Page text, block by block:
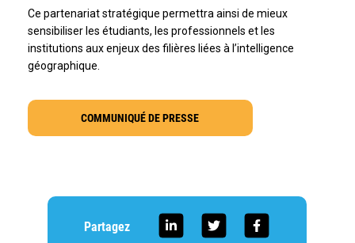
Ce partenariat stratégique permettra ainsi de mieux
sensibiliser les étudiants, les professionnels et les
institutions aux enjeux des filières liées à l’intelligence
géographique.
COMMUNIQUÉ DE PRESSE
Partagez